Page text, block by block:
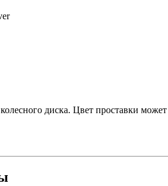
диска. Цвет проставки